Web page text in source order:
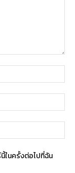
นี้ในครั้งต่อไปที่ฉัน